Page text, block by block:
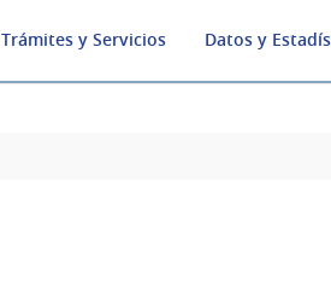
Trámites y Servicios Datos y